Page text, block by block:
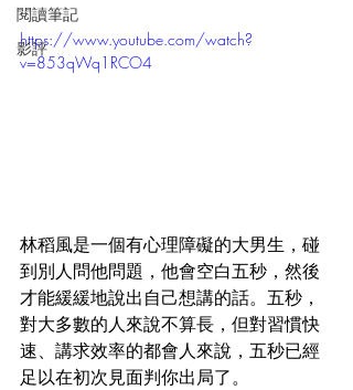
閱讀筆記
影評
https://www.youtube.com/watch?
v=853qWq1RCO4
林稻風是一個有心理障礙的大男生，碰
到別人問他問題，他會空白五秒，然後
才能緩緩地說出自己想講的話。五秒，
對大多數的人來說不算長，但對習慣快
速、講求效率的都會人來說，五秒已經
足以在初次見面判你出局了。